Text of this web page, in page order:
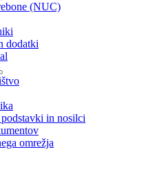
(NUC)
dodatki
in nosilci
omrežja